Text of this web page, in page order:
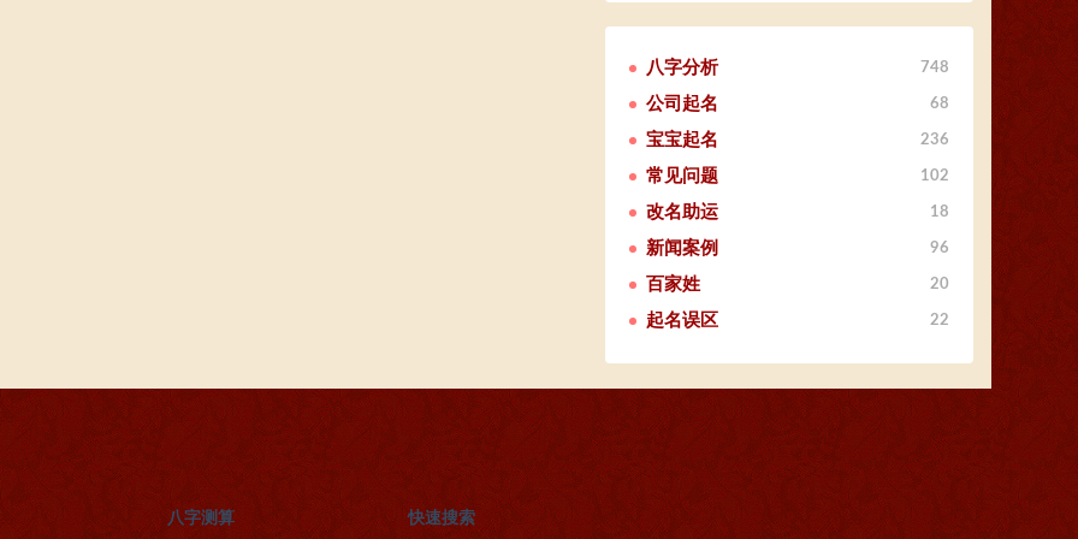
八字分析 748
公司起名 68
宝宝起名 236
常见问题 102
改名助运 18
新闻案例 96
百家姓 20
起名误区 22
八字测算 快速搜索